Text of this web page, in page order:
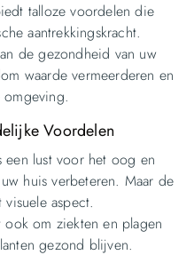
talloze voordelen die
aantrekkingskracht.
de gezondheid van uw
waarde vermeerderen en
omgeving.
Voordelen
lust voor het oog en
huis verbeteren. Maar de
aspect.
om ziekten en plagen
gezond blijven.